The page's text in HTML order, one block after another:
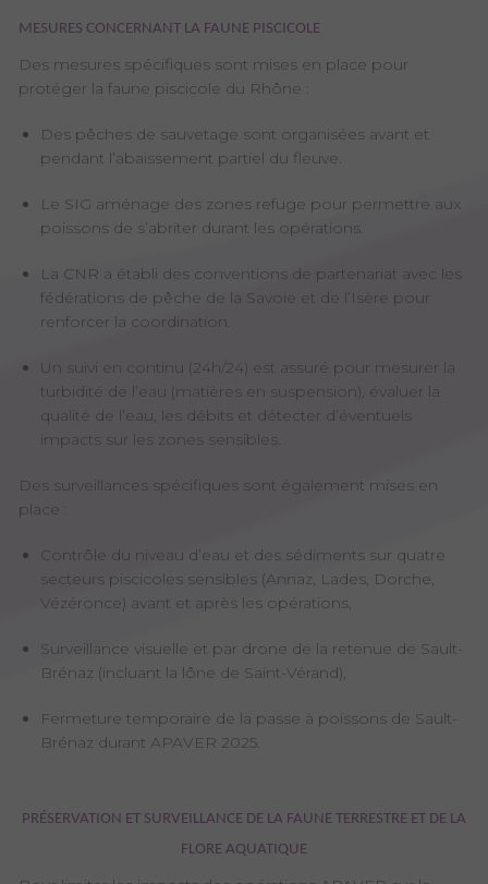
MESURES CONCERNANT LA FAUNE PISCICOLE
Des mesures spécifiques sont mises en place pour
protéger la faune piscicole du Rhône :
Des pêches de sauvetage sont organisées avant et
pendant l’abaissement partiel du fleuve.
Le SIG aménage des zones refuge pour permettre aux
poissons de s’abriter durant les opérations.
La CNR a établi des conventions de partenariat avec les
fédérations de pêche de la Savoie et de l’Isère pour
renforcer la coordination.
Un suivi en continu (24h/24) est assuré pour mesurer la
turbidité de l’eau (matières en suspension), évaluer la
qualité de l’eau, les débits et détecter d’éventuels
impacts sur les zones sensibles.
Des surveillances spécifiques sont également mises en
place :
Contrôle du niveau d’eau et des sédiments sur quatre
secteurs piscicoles sensibles (Annaz, Lades, Dorche,
Vézéronce) avant et après les opérations,
Surveillance visuelle et par drone de la retenue de Sault-
Brénaz (incluant la lône de Saint-Vérand),
Fermeture temporaire de la passe à poissons de Sault-
Brénaz durant APAVER 2025.
PRÉSERVATION ET SURVEILLANCE DE LA FAUNE TERRESTRE ET DE LA
FLORE AQUATIQUE